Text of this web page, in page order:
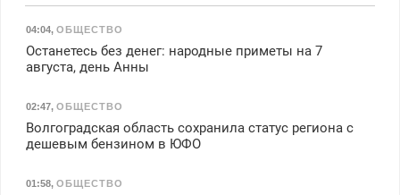
04:04, ОБЩЕСТВО
Останетесь без денег: народные приметы на 7
августа, день Анны
02:47, ОБЩЕСТВО
Волгоградская область сохранила статус региона с
дешевым бензином в ЮФО
01:58, ОБЩЕСТВО